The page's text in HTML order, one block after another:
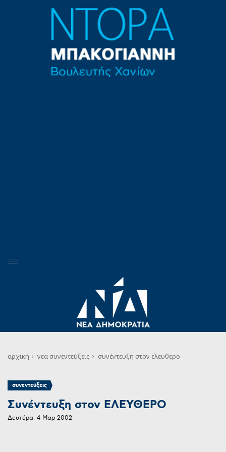
αρχική νεα συνεντεύξεις συνέντευξη στον ελευθερο
συνεντεύξεις
Συνέντευξη στον ΕΛΕΥΘΕΡΟ
Δευτέρα, 4 Μαρ 2002